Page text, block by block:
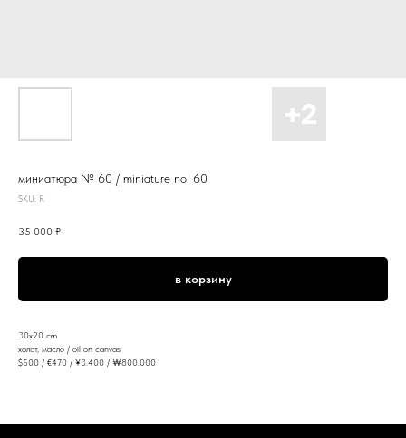
миниатюра № 60 / miniature no. 60
SKU: R
35 000 ₽
в корзину
30x20 cm
холст, масло / oil on canvas
$500 / €470 / ¥3.400 / ￦800.000